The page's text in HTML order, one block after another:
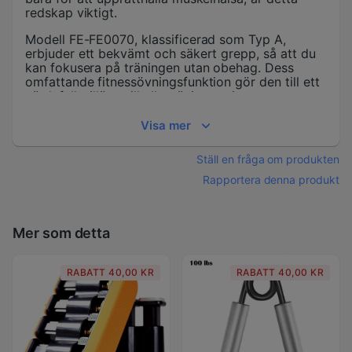
redskap viktigt.
Modell FE-FE0070, klassificerad som Typ A,
erbjuder ett bekvämt och säkert grepp, så att du
kan fokusera på träningen utan obehag. Dess
omfattande fitnessövningsfunktion gör den till ett
värdefullt tillägg till alla träningsrutiner.
Tekniska Specifikationer
WorthWhile handtrainern är byggd för hållbarhet
och prestanda. Dess justerbara viktmekanism är
exakt och pålitlig, vilket möjliggör smidiga
**Funktion:** Omfattande Fitnessövning
**Justerbart Viktområde:** 5-60Kg
Specifikation:
Visa mer
Ställ en fråga om produkten
Rapportera denna produkt
Mer som detta
RABATT 40,00 KR RABATT 40,00 KR